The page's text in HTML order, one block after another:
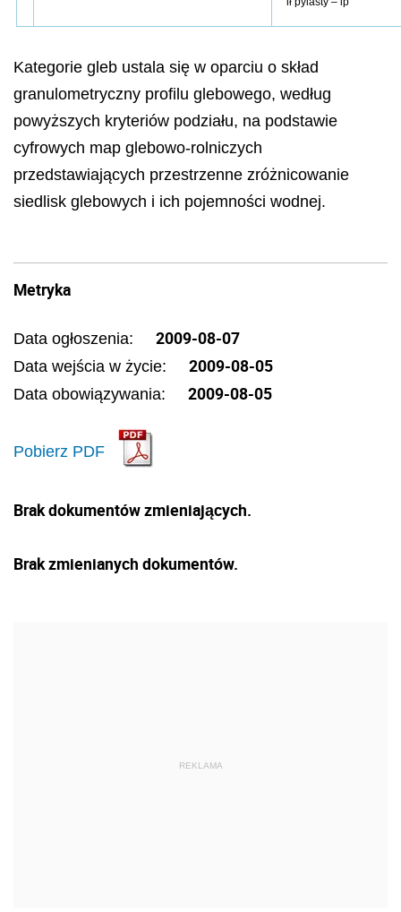
Kategorie gleb ustala się w oparciu o skład
granulometryczny profilu glebowego, według
powyższych kryteriów podziału, na podstawie
cyfrowych map glebowo-rolniczych
przedstawiających przestrzenne zróżnicowanie
siedlisk glebowych i ich pojemności wodnej.
Metryka
Data ogłoszenia: 2009-08-07
Data wejścia w życie: 2009-08-05
Data obowiązywania: 2009-08-05
Pobierz PDF
Brak dokumentów zmieniających.
Brak zmienianych dokumentów.